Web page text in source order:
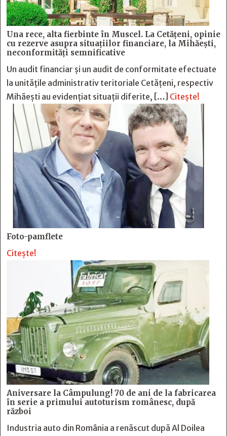
Una rece, alta fierbinte în Muscel. La Cetăţeni, opinie
cu rezerve asupra situaţiilor financiare, la Mihăeşti,
neconformităţi semnificative
Un audit financiar și un audit de conformitate efectuate
la unitățile administrativ teritoriale Cetățeni, respectiv
Mihăești au evidențiat situații diferite, […] Citește!
Foto-pamflete
Citește!
Aniversare la Câmpulung! 70 de ani de la fabricarea
în serie a primului autoturism românesc, după
război
Industria auto din România a renăscut după Al Doilea